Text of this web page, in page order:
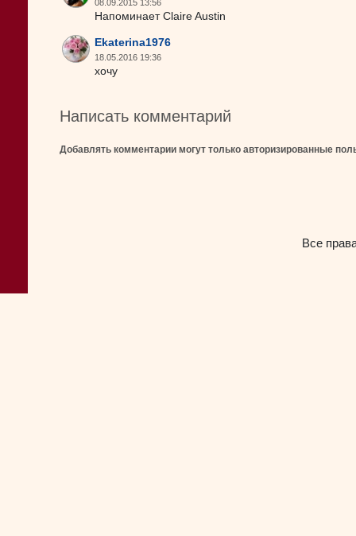
08.09.2015 13:56
Напоминает Claire Austin
Ekaterina1976
18.05.2016 19:36
хочу
Написать комментарий
Добавлять комментарии могут только авторизированные
Все